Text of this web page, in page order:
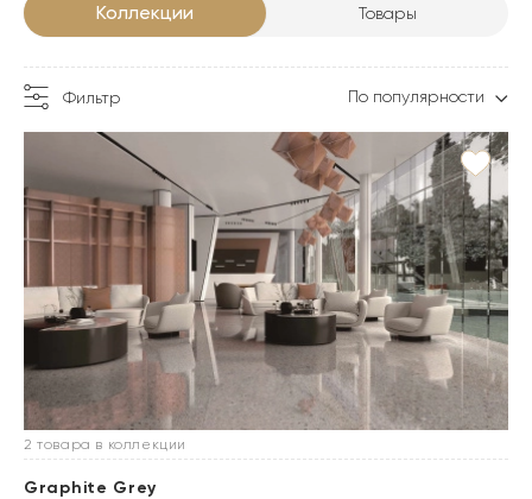
Коллекции Товары
Фильтр По популярности
2 товара в коллекции
Graphite Grey